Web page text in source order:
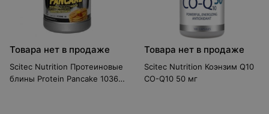
Товара нет в продаже
Scitec Nutrition Протеиновые
блины Protein Pancake 1036 г
Товара нет в продаже
Scitec Nutrition Коэнзим Q10
CO-Q10 50 мг